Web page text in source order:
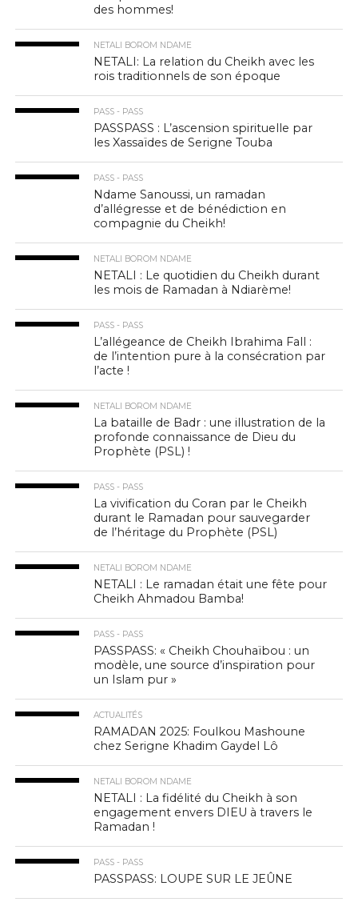
des hommes!
NETALI BOROM NDAME
NETALI: La relation du Cheikh avec les
rois traditionnels de son époque
PASS - PASS
PASSPASS : L’ascension spirituelle par
les Xassaïdes de Serigne Touba
PASS - PASS
Ndame Sanoussi, un ramadan
d’allégresse et de bénédiction en
compagnie du Cheikh!
NETALI BOROM NDAME
NETALI : Le quotidien du Cheikh durant
les mois de Ramadan à Ndiarème!
PASS - PASS
L’allégeance de Cheikh Ibrahima Fall :
de l’intention pure à la consécration par
l’acte !
NETALI BOROM NDAME
La bataille de Badr : une illustration de la
profonde connaissance de Dieu du
Prophète (PSL) !
PASS - PASS
La vivification du Coran par le Cheikh
durant le Ramadan pour sauvegarder
de l’héritage du Prophète (PSL)
NETALI BOROM NDAME
NETALI : Le ramadan était une fête pour
Cheikh Ahmadou Bamba!
PASS - PASS
PASSPASS: « Cheikh Chouhaïbou : un
modèle, une source d’inspiration pour
un Islam pur »
ACTUALITÉS
RAMADAN 2025: Foulkou Mashoune
chez Serigne Khadim Gaydel Lô
NETALI BOROM NDAME
NETALI : La fidélité du Cheikh à son
engagement envers DIEU à travers le
Ramadan !
PASS - PASS
PASSPASS: LOUPE SUR LE JEÛNE